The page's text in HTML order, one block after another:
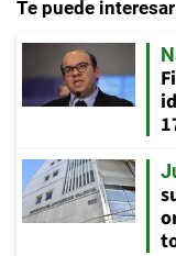
Te puede interesar